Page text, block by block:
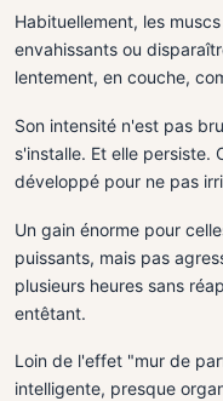
Habituellement, les
envahissants ou
lentement, en couche,
Son intensité n'est pas
s'installe. Et elle persiste.
développé pour ne pas
Un gain énorme pour
puissants, mais pas
plusieurs heures sans
entêtant.
Loin de l'effet "mur de
intelligente, presque